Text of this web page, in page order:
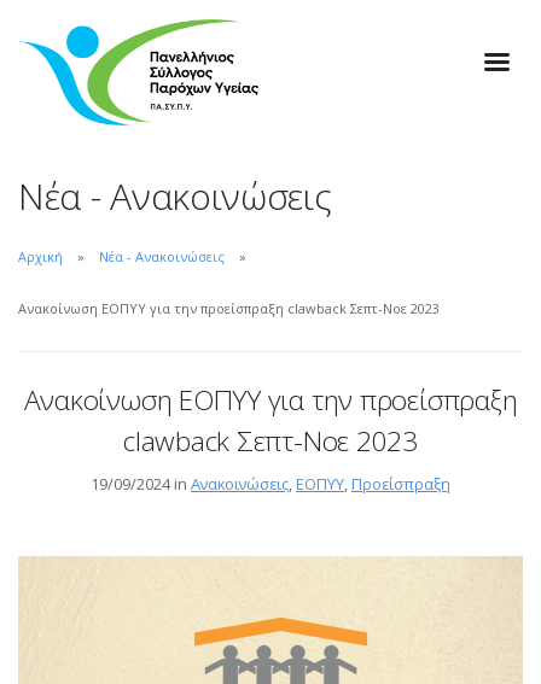
Νέα - Ανακοινώσεις
Αρχική Νέα - Ανακοινώσεις
Ανακοίνωση ΕΟΠΥΥ για την προείσπραξη clawback Σεπτ-Νοε 2023
Ανακοίνωση ΕΟΠΥΥ για την προείσπραξη
clawback Σεπτ-Νοε 2023
19/09/2024 in Ανακοινώσεις, ΕΟΠΥΥ, Προείσπραξη